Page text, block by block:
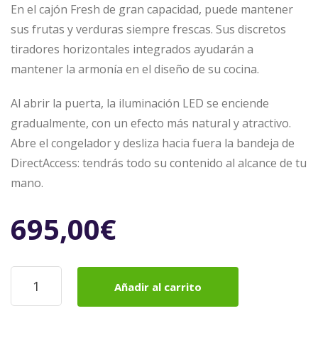
En el cajón Fresh de gran capacidad, puede mantener
sus frutas y verduras siempre frescas. Sus discretos
tiradores horizontales integrados ayudarán a
mantener la armonía en el diseño de su cocina.
Al abrir la puerta, la iluminación LED se enciende
gradualmente, con un efecto más natural y atractivo.
Abre el congelador y desliza hacia fuera la bandeja de
DirectAccess: tendrás todo su contenido al alcance de tu
mano.
695,00€
Frigorífico
Balay
3KFE361WI
Añadir al carrito